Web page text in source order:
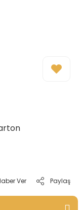
Ver Paylaş